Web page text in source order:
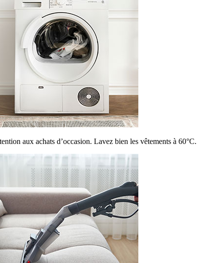
aux achats d’occasion. Lavez bien les vêtements à 60°C.